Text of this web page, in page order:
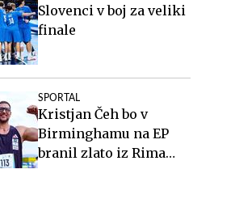
Slovenci v boj za veliki
finale
SPORTAL
Kristjan Čeh bo v
Birminghamu na EP
branil zlato iz Rima